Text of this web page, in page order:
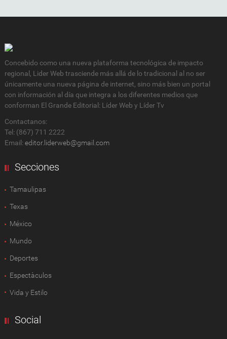
Concebido como una nueva plataforma tecnológica de impacto
regional, Lider Web trasciende más allá de lo tradicional al no ser
únicamente una nueva página de internet, sino más bien un portal
con información al día que integra a los diferentes medios que
conforman El Grande Editorial: Líder Web y Líder Tv
Contactanos:
Tel: (867) 711 2222
Email: editor.liderweb@gmail.com
Secciones
Tamaulipas
Texas
México
Mundo
Deportes
Espectàculos
Vida y Estilo
Social